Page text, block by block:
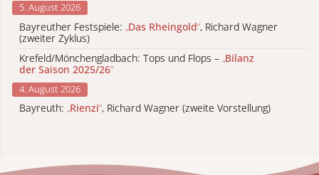
5. August 2026
Bayreuther Festspiele: „Das Rheingold“, Richard Wagner
(zweiter Zyklus)
Krefeld/Mönchengladbach: Tops und Flops – „Bilanz
der Saison 2025/26“
4. August 2026
Bayreuth: „Rienzi“, Richard Wagner (zweite Vorstellung)